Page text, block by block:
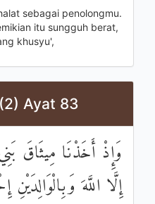
sebagai penolongmu.
itu sungguh berat,
khusyu',
Ayat 83
وَإِذْ أَخَذْنَا مِيثَاقَ
إِلَّا اللَّهَ